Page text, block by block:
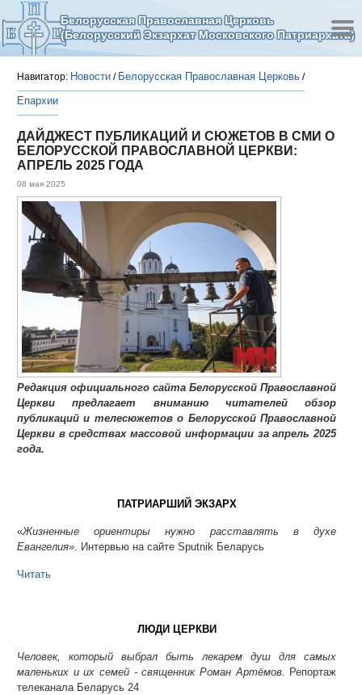
Белорусская Православная Церковь
(Белорусский Экзархат Московского Патриархата)
Навигатор: Новости / Белорусская Православная Церковь /
Епархии
ДАЙДЖЕСТ ПУБЛИКАЦИЙ И СЮЖЕТОВ В СМИ О
БЕЛОРУССКОЙ ПРАВОСЛАВНОЙ ЦЕРКВИ:
АПРЕЛЬ 2025 ГОДА
08 мая 2025
Редакция официального сайта Белорусской Православной
Церкви предлагает вниманию читателей обзор
публикаций и телесюжетов о Белорусской Православной
Церкви в средствах массовой информации за апрель 2025
года.
ПАТРИАРШИЙ ЭКЗАРХ
«Жизненные ориентиры нужно расставлять в духе
Евангелия». Интервью на сайте Sputnik Беларусь
Читать
ЛЮДИ ЦЕРКВИ
Человек, который выбрал быть лекарем душ для самых
маленьких и их семей - священник Роман Артёмов. Репортаж
телеканала Беларусь 24